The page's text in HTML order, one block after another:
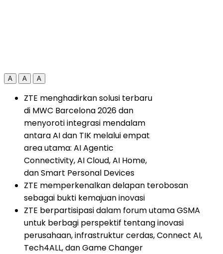
A A A
ZTE menghadirkan solusi terbaru
di MWC Barcelona 2026 dan
menyoroti integrasi mendalam
antara AI dan TIK melalui empat
area utama: AI Agentic
Connectivity, AI Cloud, AI Home,
dan Smart Personal Devices
ZTE memperkenalkan delapan terobosan
sebagai bukti kemajuan inovasi
ZTE berpartisipasi dalam forum utama GSMA
untuk berbagi perspektif tentang inovasi
perusahaan, infrastruktur cerdas, Connect AI,
Tech4ALL, dan Game Changer